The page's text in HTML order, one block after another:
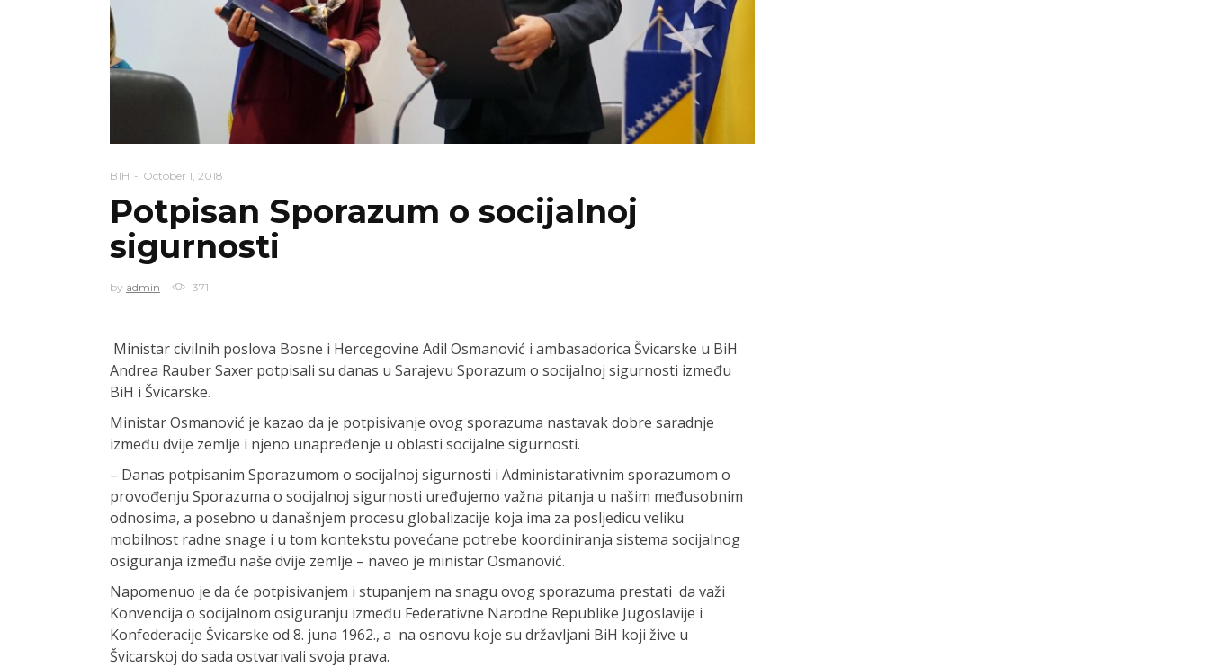
BIH October 1, 2018
Potpisan Sporazum o socijalnoj
sigurnosti
by admin 371
Ministar civilnih poslova Bosne i Hercegovine Adil Osmanović i ambasadorica Švicarske u BiH
Andrea Rauber Saxer potpisali su danas u Sarajevu Sporazum o socijalnoj sigurnosti između
BiH i Švicarske.
Ministar Osmanović je kazao da je potpisivanje ovog sporazuma nastavak dobre saradnje
između dvije zemlje i njeno unapređenje u oblasti socijalne sigurnosti.
– Danas potpisanim Sporazumom o socijalnoj sigurnosti i Administarativnim sporazumom o
provođenju Sporazuma o socijalnoj sigurnosti uređujemo važna pitanja u našim međusobnim
odnosima, a posebno u današnjem procesu globalizacije koja ima za posljedicu veliku
mobilnost radne snage i u tom kontekstu povećane potrebe koordiniranja sistema socijalnog
osiguranja između naše dvije zemlje – naveo je ministar Osmanović.
Napomenuo je da će potpisivanjem i stupanjem na snagu ovog sporazuma prestati da važi
Konvencija o socijalnom osiguranju između Federativne Narodne Republike Jugoslavije i
Konfederacije Švicarske od 8. juna 1962., a na osnovu koje su državljani BiH koji žive u
Švicarskoj do sada ostvarivali svoja prava.